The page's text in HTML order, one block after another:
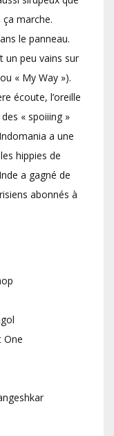
marche.
le panneau.
un peu vains sur
« My Way »).
écoute, l’oreille
« spoiiing »
a une
hippies de
a gagné de
abonnés à
One